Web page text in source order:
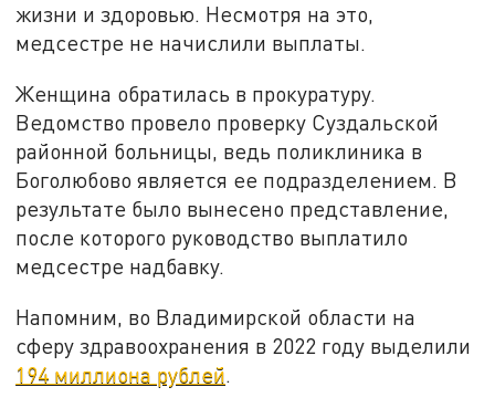
жизни и здоровью. Несмотря на это,
медсестре не начислили выплаты.
Женщина обратилась в прокуратуру.
Ведомство провело проверку Суздальской
районной больницы, ведь поликлиника в
Боголюбово является ее подразделением. В
результате было вынесено представление,
после которого руководство выплатило
медсестре надбавку.
Напомним, во Владимирской области на
сферу здравоохранения в 2022 году выделили
194 миллиона рублей.